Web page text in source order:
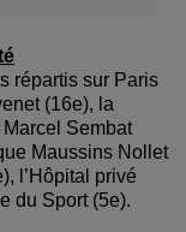
répartis sur Paris
(16e), la
Sembat
Maussins Nollet
l’Hôpital privé
du Sport (5e).